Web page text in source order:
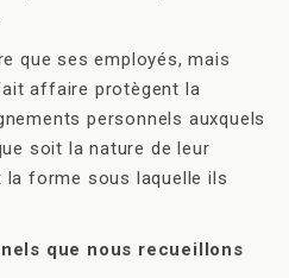
que ses employés, mais
affaire protègent la
personnels auxquels
soit la nature de leur
forme sous laquelle ils
que nous recueillons